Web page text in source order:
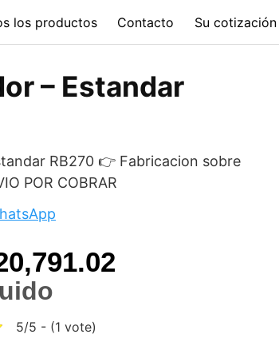
los productos Contacto Su cotización
– Estandar
RB270 👉 Fabricacion sobre
POR COBRAR
5/5 - (1 vote)